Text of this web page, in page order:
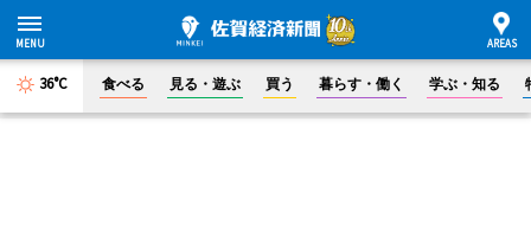
36°C 食べる 見る・遊ぶ 買う 暮らす・働く 学ぶ・知る